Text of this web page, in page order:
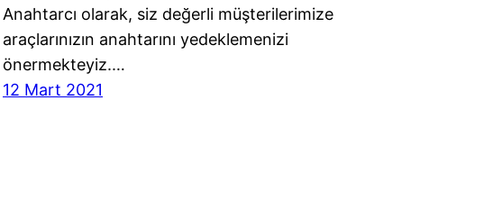
Anahtarcı olarak, siz değerli müşterilerimize
araçlarınızın anahtarını yedeklemenizi
önermekteyiz.…
12 Mart 2021